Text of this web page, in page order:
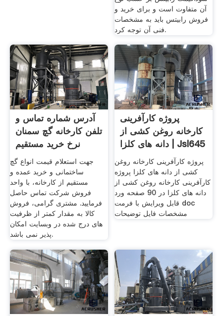
آن متفاوت است و برای خرید و
فروش رابیتس باید به مشخصات
فنی آن توجه کرد.
آدرس شماره تماس و
تلفن کارخانه گچ سمنان
نرخ خرید مستقیم
جهت استعلام قیمت انواع گچ
ساختمانی و خرید عمده و
مستقیم از کارخانه، با واحد
فروش شرکت تماس حاصل
فرمایید. مشتری گرامی، فروش
کالا به مقدار کمتر از ظرفیت
های درج شده در وبسایت امکان
پذیر نمی باشد.
پروژه کارآفرینی
کارخانه روغن کشی از
دانه های کلزا | Jsl645
پروژه کارآفرینی کارخانه روغن
کشی از دانه های کلزا پروژه
کارآفرینی کارخانه روغن کشی از
دانه های کلزا در 90 صفحه ورد
قابل ویرایش با فرمت doc
مشخصات فایل توضیحات